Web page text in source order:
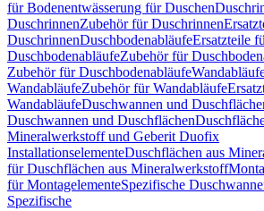
für Bodenentwässerung für Duschen
DuschrinnenZubehör für Duschrinnen
DuschrinnenDuschbodenabläufeErsatzteile
DuschbodenabläufeZubehör für
Zubehör für Duschbodenabläufe
WandabläufeZubehör für Wandabläufe
WandabläufeDuschwannen und
Duschwannen und Duschflächen
Mineralwerkstoff und Geberit Duofix
InstallationselementeDuschflächen aus
für Duschflächen aus Mineralwerkstoff
für MontagelementeSpezifische
Spezifische